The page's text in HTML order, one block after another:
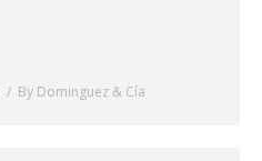
By Dominguez & Cía